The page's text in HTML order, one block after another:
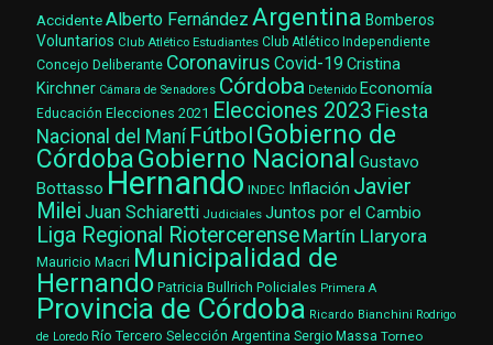
AccidenteAlberto Fernández Argentina Bomberos
Voluntarios Club Atlético Estudiantes Club Atlético Independiente
Concejo Deliberante Coronavirus Covid-19 Cristina
Kirchner Cámara de Senadores Córdoba Detenido Economía
Educación Elecciones 2021 Elecciones 2023 Fiesta
Nacional del Maní Fútbol Gobierno de
CórdobaGobierno Nacional Gustavo
Bottasso Hernando INDEC Inflación Javier
Milei Juan Schiaretti Judiciales Juntos por el Cambio
Liga Regional Riotercerense Martín Llaryora
Mauricio Macri Municipalidad de
Hernando Patricia Bullrich Policiales Primera A
Provincia de Córdoba Ricardo Bianchini Rodrigo
de Loredo Río Tercero Selección Argentina Sergio Massa Torneo